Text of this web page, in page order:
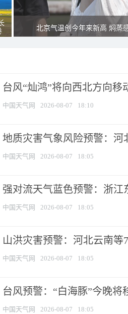
北京气温创今年来新高 焖蒸
台风“灿鸿”将向西北方向移
中国天气网 2026-08-07 18:10
地质灾害气象风险预警：河
中国天气网 2026-08-07 18:05
强对流天气蓝色预警：浙江
中国天气网 2026-08-07 18:05
山洪灾害预警：河北云南
中国天气网 2026-08-07 18:05
台风预警：“白海豚”今晚将
中国天气网 2026-08-07 18:05